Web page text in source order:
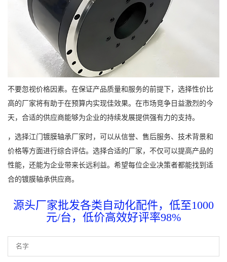
不要忽视价格因素。在保证产品质量和服务的前提下，选择性价比
高的厂家将有助于在预算内实现佳效果。在市场竞争日益激烈的今
天，合适的供应商能够为企业的持续发展提供强有力的支持。
，选择江门镀膜轴承厂家时，可以从信誉、售后服务、技术背景和
价格等方面进行综合评估。选择合适的厂家，不仅可以提高产品的
性能，还能为企业带来长远利益。希望每位企业决策者都能找到适
合的镀膜轴承供应商。
源头厂家批发各类自动化配件，低至1000
元/台，低价高效好评率98%